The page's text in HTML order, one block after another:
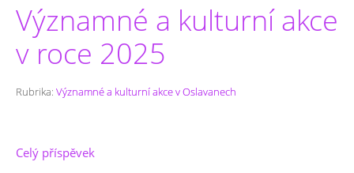
Významné a kulturní akce
v roce 2025
Rubrika: Významné a kulturní akce v Oslavanech
Celý příspěvek